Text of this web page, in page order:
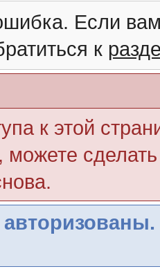
Если
к
к этой
можете